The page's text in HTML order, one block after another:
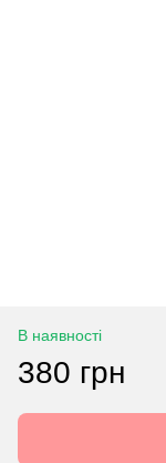
В наявності
380 грн